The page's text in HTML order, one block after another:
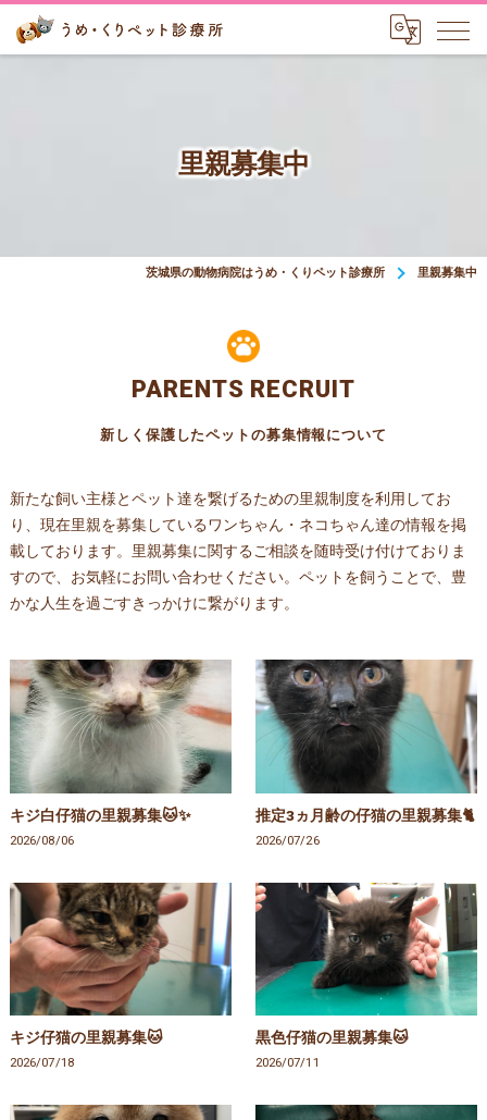
里親募集中
茨城県の動物病院はうめ・くりペット診療所 里親募集中
PARENTS RECRUIT
新しく保護したペットの募集情報について
新たな飼い主様とペット達を繋げるための里親制度を利用してお
り、現在里親を募集しているワンちゃん・ネコちゃん達の情報を掲
載しております。里親募集に関するご相談を随時受け付けておりま
すので、お気軽にお問い合わせください。ペットを飼うことで、豊
かな人生を過ごすきっかけに繋がります。
キジ白仔猫の里親募集🐱✨
2026/08/06
推定3ヵ月齢の仔猫の里親募集🐈
2026/07/26
キジ仔猫の里親募集🐱
2026/07/18
黒色仔猫の里親募集🐱
2026/07/11